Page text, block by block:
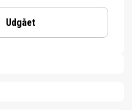
Udgået